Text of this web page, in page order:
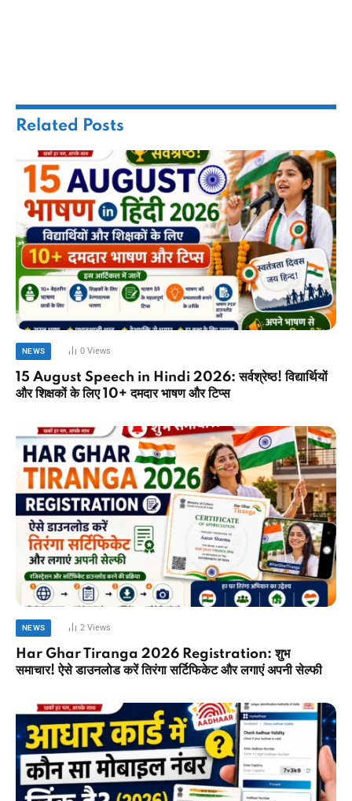
Related Posts
NEWS 0Views
15 August Speech in Hindi 2026: सर्वश्रेष्ठ! विद्यार्थियों
और शिक्षकों के लिए 10+ दमदार भाषण और टिप्स
NEWS 2Views
Har Ghar Tiranga 2026 Registration: शुभ
समाचार! ऐसे डाउनलोड करें तिरंगा सर्टिफिकेट और लगाएं अपनी सेल्फी